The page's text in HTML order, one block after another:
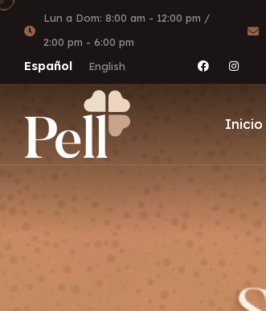
Lun a Dom: 8:00 am - 12:00 pm /
2:00 pm - 6:00 pm
Español English
Inicio